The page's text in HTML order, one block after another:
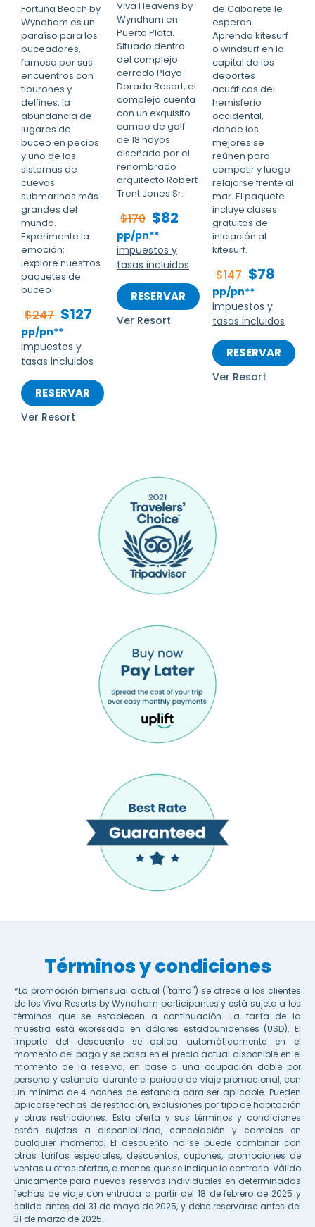
Fortuna Beach by
Wyndham es un
paraíso para los
buceadores,
famoso por sus
encuentros con
tiburones y
delfines, la
abundancia de
lugares de
buceo en pecios
y uno de los
sistemas de
cuevas
submarinas más
grandes del
mundo.
Experimente la
emoción:
¡explore nuestros
paquetes de
buceo!
$247 $127
pp/pn**
impuestos y
tasas incluidos
RESERVAR
Ver Resort
Viva Heavens by
Wyndham en
Puerto Plata.
Situado dentro
del complejo
cerrado Playa
Dorada Resort, el
complejo cuenta
con un exquisito
campo de golf
de 18 hoyos
diseñado por el
renombrado
arquitecto Robert
Trent Jones Sr.
$170 $82
pp/pn**
impuestos y
tasas incluidos
RESERVAR
Ver Resort
de Cabarete le
esperan.
Aprenda kitesurf
o windsurf en la
capital de los
deportes
acuáticos del
hemisferio
occidental,
donde los
mejores se
reúnen para
competir y luego
relajarse frente al
mar. El paquete
incluye clases
gratuitas de
iniciación al
kitesurf.
$147 $78
pp/pn**
impuestos y
tasas incluidos
RESERVAR
Ver Resort
Términos y condiciones
*La promoción bimensual actual ("tarifa") se ofrece a los clientes
de los Viva Resorts by Wyndham participantes y está sujeta a los
términos que se establecen a continuación. La tarifa de la
muestra está expresada en dólares estadounidenses (USD). El
importe del descuento se aplica automáticamente en el
momento del pago y se basa en el precio actual disponible en el
momento de la reserva, en base a una ocupación doble por
persona y estancia durante el periodo de viaje promocional, con
un mínimo de 4 noches de estancia para ser aplicable. Pueden
aplicarse fechas de restricción, exclusiones por tipo de habitación
y otras restricciones. Esta oferta y sus términos y condiciones
están sujetas a disponibilidad, cancelación y cambios en
cualquier momento. El descuento no se puede combinar con
otras tarifas especiales, descuentos, cupones, promociones de
ventas u otras ofertas, a menos que se indique lo contrario. Válido
únicamente para nuevas reservas individuales en determinadas
fechas de viaje con entrada a partir del 18 de febrero de 2025 y
salida antes del 31 de mayo de 2025, y debe reservarse antes del
31 de marzo de 2025.